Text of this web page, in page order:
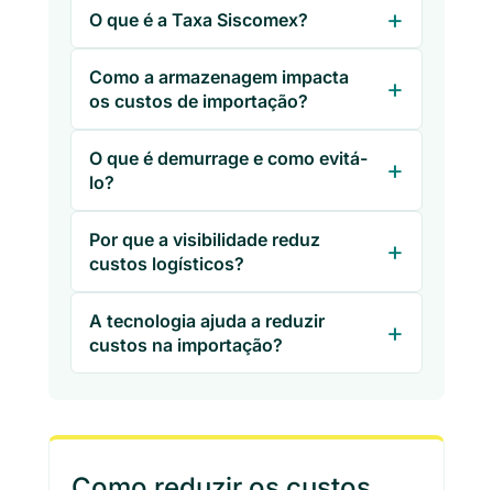
O que é a Taxa Siscomex?
Como a armazenagem impacta
os custos de importação?
O que é demurrage e como evitá-
lo?
Por que a visibilidade reduz
custos logísticos?
A tecnologia ajuda a reduzir
custos na importação?